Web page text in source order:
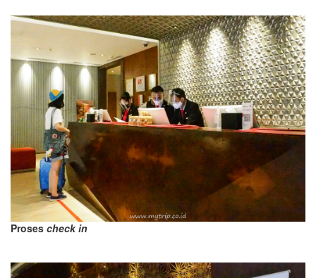
Proses check in